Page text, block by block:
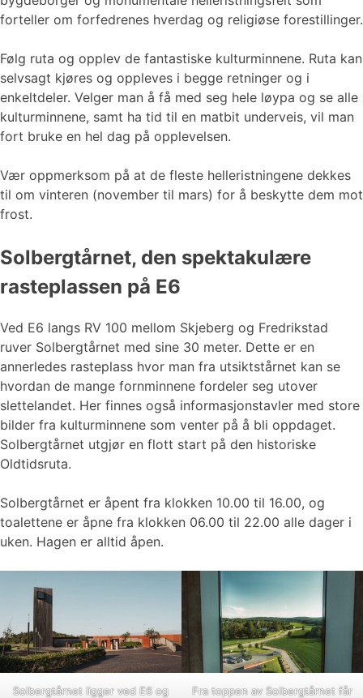
forteller om forfedrenes hverdag og religiøse forestillinger.
Følg ruta og opplev de fantastiske kulturminnene. Ruta kan
selvsagt kjøres og oppleves i begge retninger og i
enkeltdeler. Velger man å få med seg hele løypa og se alle
kulturminnene, samt ha tid til en matbit underveis, vil man
fort bruke en hel dag på opplevelsen.
Vær oppmerksom på at de fleste helleristningene dekkes
til om vinteren (november til mars) for å beskytte dem mot
frost.
Solbergtårnet, den spektakulære
rasteplassen på E6
Ved E6 langs RV 100 mellom Skjeberg og Fredrikstad
ruver Solbergtårnet med sine 30 meter. Dette er en
annerledes rasteplass hvor man fra utsiktstårnet kan se
hvordan de mange fornminnene fordeler seg utover
slettelandet. Her finnes også informasjonstavler med store
bilder fra kulturminnene som venter på å bli oppdaget.
Solbergtårnet utgjør en flott start på den historiske
Oldtidsruta.
Solbergtårnet er åpent fra klokken 10.00 til 16.00, og
toalettene er åpne fra klokken 06.00 til 22.00 alle dager i
uken. Hagen er alltid åpen.
Solbergtårnet ligger ved E6 og
Fra toppen av Solbergtårnet får